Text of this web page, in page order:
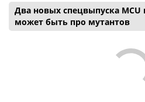
Два новых спецвыпуска
может быть про мутантов